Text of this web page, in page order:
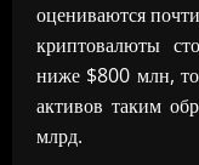
оцениваются
криптовалюты
ниже $800 млн, то
активов таким
млрд.